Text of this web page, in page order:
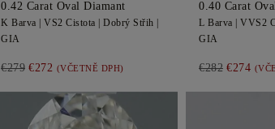
0.42 Carat Oval Diamant
K Barva | VS2 Cistota | Dobrý Střih |
GIA
€279 €272 (VČETNĚ DPH)
0.40 Carat
L Barva | VVS2
GIA
€282 €274